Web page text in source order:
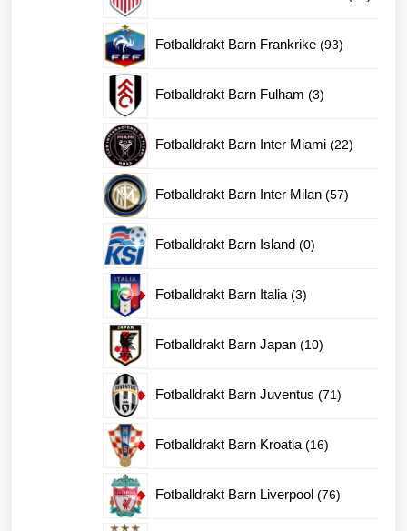
Fotballdrakt Barn Frankrike 9393
Fotballdrakt Barn Fulham 33
Fotballdrakt Barn Inter Miami 2222
Fotballdrakt Barn Inter Milan 5757
Fotballdrakt Barn Island 00
Fotballdrakt Barn Italia 33
Fotballdrakt Barn Japan 1010
Fotballdrakt Barn Juventus 7171
Fotballdrakt Barn Kroatia 1616
Fotballdrakt Barn Liverpool 7676